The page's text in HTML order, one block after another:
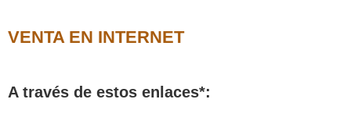
VENTA EN INTERNET
A través de estos enlaces*: